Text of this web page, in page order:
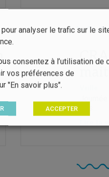
Lire la
analyser le trafic sur le
consentez à l’utilisation de
vos préférences de
"En savoir plus".
ACCEPTER